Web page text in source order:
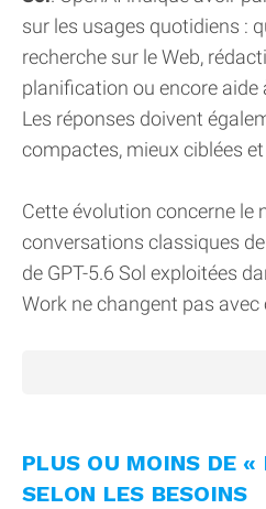
sur les usages quotidiens :
recherche sur le Web,
planification ou encore aide
Les réponses doivent
compactes, mieux ciblées
Cette évolution concerne le
conversations classiques
de GPT-5.6 Sol exploitées
Work ne changent pas avec
PLUS OU MOINS DE «
SELON LES BESOINS